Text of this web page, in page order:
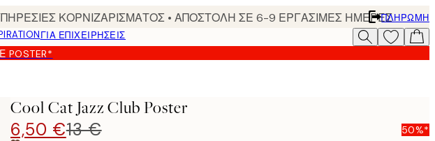
ΚΟΡΝΙΖΑΡΙΣΜΑΤΟΣ • ΑΠΟΣΤΟΛΗ ΣΕ 6-9 ΕΡΓΑΣΙΜΕΣ ΗΜΕΡΕΣΠΛΗΡΩΜΉ
ΓΙΑ ΕΠΙΧΕΙΡΗΣΕΙΣ
Cool Cat Jazz Club Poster
6,50 €13 € 50%*